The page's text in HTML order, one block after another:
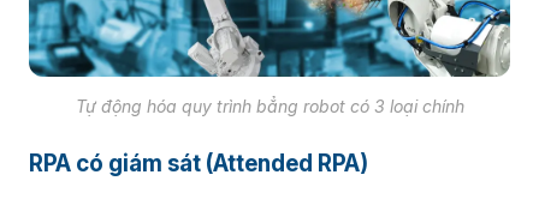
Tự động hóa quy trình bẳng robot có 3 loại chính
RPA có giám sát (Attended RPA)